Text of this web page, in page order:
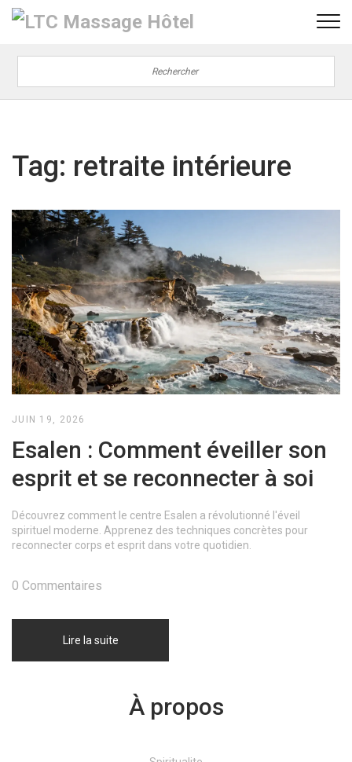
Tag: retraite intérieure
JUIN 19, 2026
Esalen : Comment éveiller son
esprit et se reconnecter à soi
Découvrez comment le centre Esalen a révolutionné l'éveil
spirituel moderne. Apprenez des techniques concrètes pour
reconnecter corps et esprit dans votre quotidien.
Lire la suite
0 Commentaires
À propos